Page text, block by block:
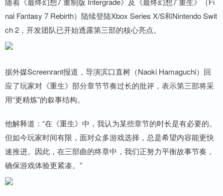
nal Fantasy 7 Rebirth）陆续登陆Xbox Series X/S和Nintendo Swit
ch 2，开发团队已开始透露第三部的核心亮点。
据外媒Screenrant报道，导演滨口直树（Naoki Hamaguchi）回
应了玩家对《重生》部分章节节奏过长的批评，表示第三部将采
用“更精炼”的叙事结构。
他解释道：“在《重生》中，我认为某些章节的时长是有必要的。
但如今玩家时间有限，面对众多游戏选择，总是希望内容能更快
速推进。因此，在三部曲的终章中，我们正努力平衡故事节奏，
确保游戏体验更紧凑。”